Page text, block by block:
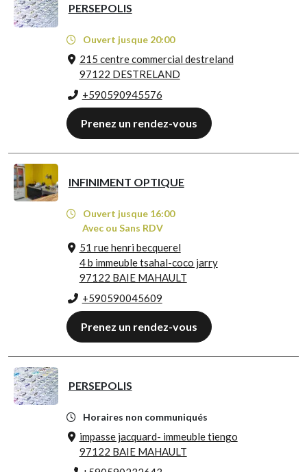
PERSEPOLIS
Ouvert jusque 20:00
215 centre commercial destreland
97122 DESTRELAND
+590590945576
Prenez un rendez-vous
INFINIMENT OPTIQUE
Ouvert jusque 16:00
Avec ou Sans RDV
51 rue henri becquerel
4 b immeuble tsahal-coco jarry
97122 BAIE MAHAULT
+590590045609
Prenez un rendez-vous
PERSEPOLIS
Horaires non communiqués
impasse jacquard- immeuble tiengo
97122 BAIE MAHAULT